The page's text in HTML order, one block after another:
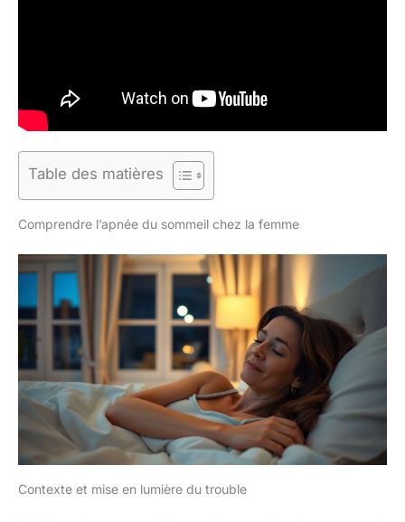
Table des matières
Comprendre l’apnée du sommeil chez la femme
Contexte et mise en lumière du trouble